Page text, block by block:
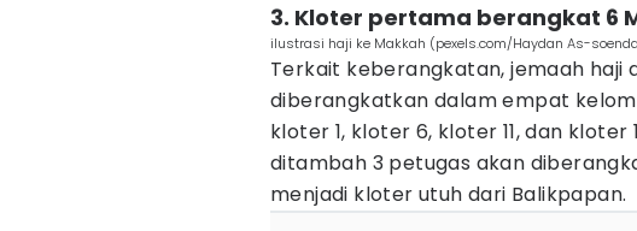
3. Kloter pertama berangkat 6
ilustrasi haji ke Makkah (pexels.com/Haydan As-
Terkait keberangkatan, jemaah haji
diberangkatkan dalam empat
kloter 1, kloter 6, kloter 11, dan kloter
ditambah 3 petugas akan
menjadi kloter utuh dari Balikpapan.